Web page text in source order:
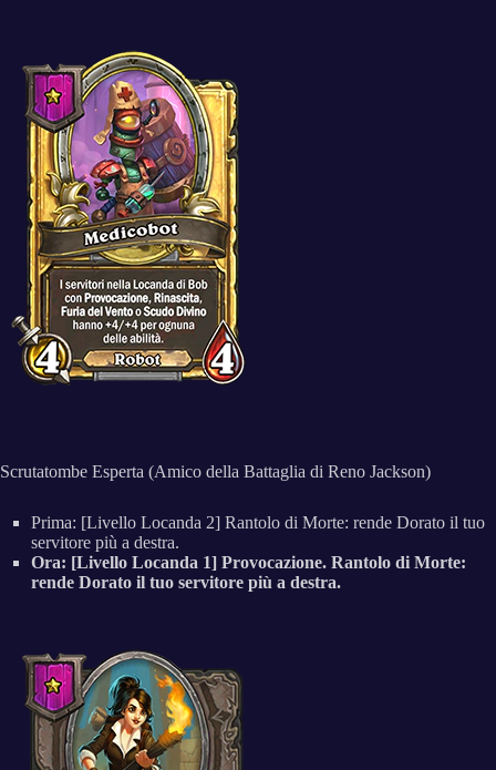
Scrutatombe Esperta (Amico della Battaglia di Reno Jackson)
Prima: [Livello Locanda 2] Rantolo di Morte: rende Dorato il tuo
servitore più a destra.
Ora: [Livello Locanda 1] Provocazione. Rantolo di Morte:
rende Dorato il tuo servitore più a destra.